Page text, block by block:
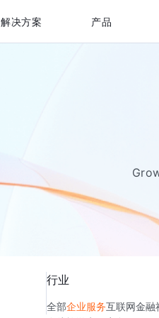
解决方案 产品
行业
全部企业服务互联网金融